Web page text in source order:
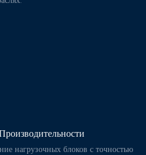
нагрузочных блоков с точностью